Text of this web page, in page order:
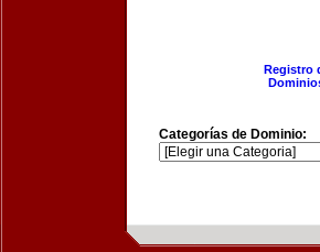
Registro
Categorías de Dominio: